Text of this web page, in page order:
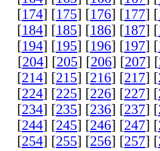
[174] [175] [176] [177] [
[184] [185] [186] [187] [
[194] [195] [196] [197] [
[204] [205] [206] [207] [
[214] [215] [216] [217] [
[224] [225] [226] [227] [
[234] [235] [236] [237] [
[244] [245] [246] [247] [
[254] [255] [256] [257] [